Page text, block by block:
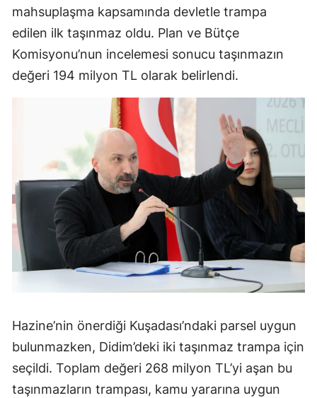
mahsuplaşma kapsamında devletle trampa
edilen ilk taşınmaz oldu. Plan ve Bütçe
Komisyonu’nun incelemesi sonucu taşınmazın
değeri 194 milyon TL olarak belirlendi.
Hazine’nin önerdiği Kuşadası’ndaki parsel uygun
bulunmazken, Didim’deki iki taşınmaz trampa için
seçildi. Toplam değeri 268 milyon TL’yi aşan bu
taşınmazların trampası, kamu yararına uygun